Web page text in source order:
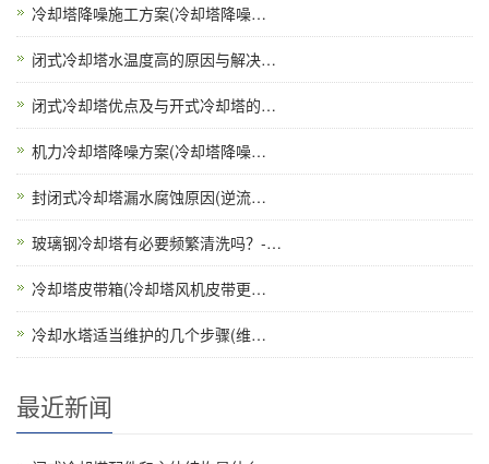
冷却塔降噪施工方案(冷却塔降噪…
闭式冷却塔水温度高的原因与解决…
闭式冷却塔优点及与开式冷却塔的…
机力冷却塔降噪方案(冷却塔降噪…
封闭式冷却塔漏水腐蚀原因(逆流…
玻璃钢冷却塔有必要频繁清洗吗？-…
冷却塔皮带箱(冷却塔风机皮带更…
冷却水塔适当维护的几个步骤(维…
最近新闻